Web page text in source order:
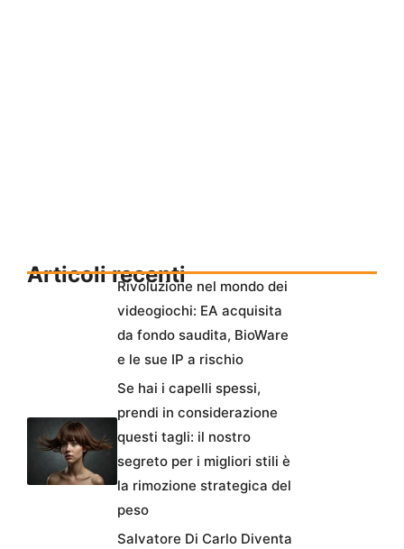
Articoli recentiRivoluzione nel mondo dei
videogiochi: EA acquisita
da fondo saudita, BioWare
e le sue IP a rischio
Se hai i capelli spessi,
prendi in considerazione
questi tagli: il nostro
segreto per i migliori stili è
la rimozione strategica del
peso
Salvatore Di Carlo Diventa